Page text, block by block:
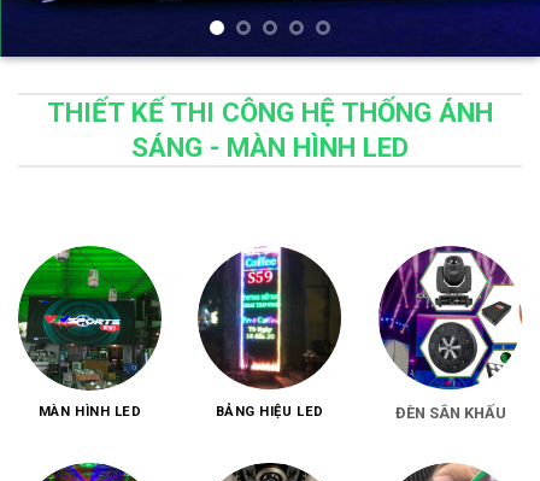
THIẾT KẾ THI CÔNG HỆ THỐNG ÁNH
SÁNG - MÀN HÌNH LED
MÀN HÌNH LED BẢNG HIỆU LED ĐÈN SÂN KHẤU